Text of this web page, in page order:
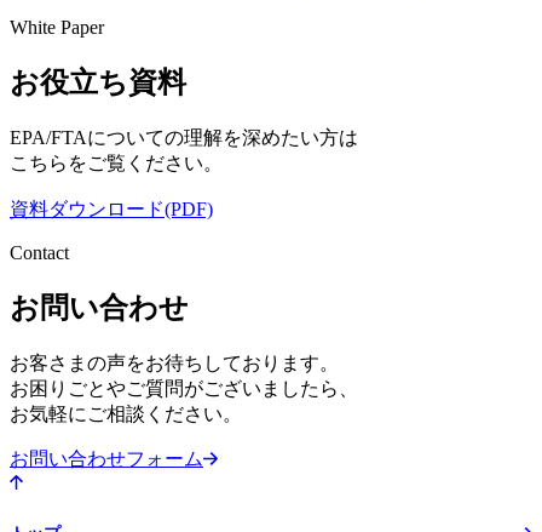
White Paper
お役立ち資料
EPA/FTAについての理解を深めたい方は
こちらをご覧ください。
資料ダウンロード(PDF)
Contact
お問い合わせ
お客さまの声をお待ちしております。
お困りごとやご質問がございましたら、
お気軽にご相談ください。
お問い合わせフォーム